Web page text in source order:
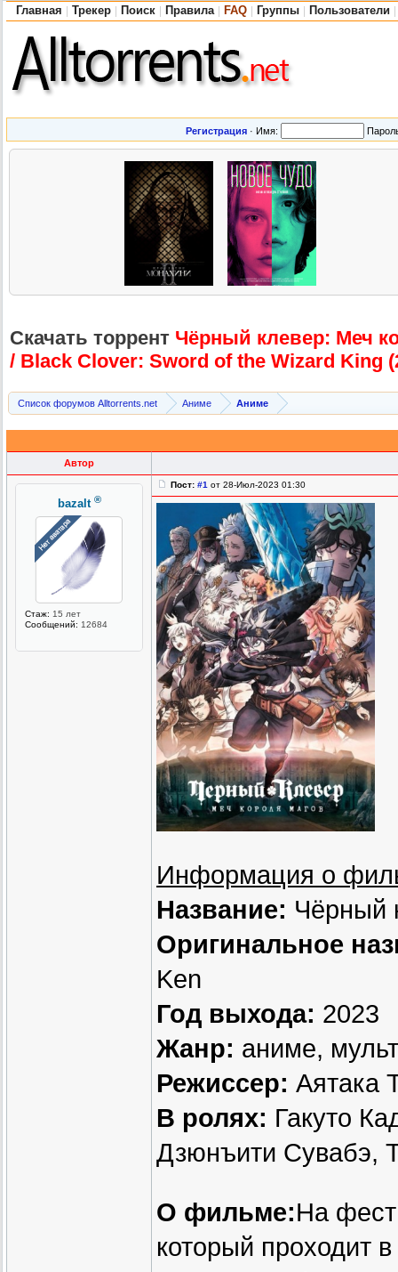
Главная Трекер Поиск Правила FAQ Группы Пользователи
Регистрация · Имя:
Скачать торрент Чёрный клевер: Меч
/ Black Clover: Sword of the Wizard King
Список форумов Alltorrents.net Аниме Аниме
Автор
bazalt ®
Стаж: 15 лет
Сообщений: 12684
Пост: #1 от 28-Июл-2023 01:30
Информация о
Название: Чёрный
Оригинальное
Ken
Год выхода: 2023
Жанр: аниме,
Режиссер: Аятака
В ролях: Гакуто
Дзюнъити Сувабэ,
О фильме:На
который проходит